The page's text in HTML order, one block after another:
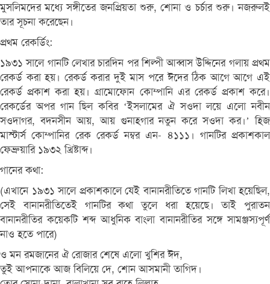
মুসলিমদের মধ্যে সঙ্গীতের জনপ্রিয়তা শুরু, শোনা ও চর্চার শুরু। নজরুলই
তার সূচনা করেছেন।
প্রথম রেকর্ডিং:
১৯৩১ সালে গানটি লেখার চারদিন পর শিল্পী আব্বাস উদ্দিনের গলায় প্রথম
রেকর্ড করা হয়। রেকর্ড করার দুই মাস পরে ঈদের ঠিক আগে আগে এই
রেকর্ড প্রকাশ করা হয়। গ্রামোফোন কোম্পানি এর রেকর্ড প্রকাশ করে।
রেকর্ডের অপর গান ছিল কবির ‘ইসলামের ঐ সওদা লয়ে এলো নবীন
সওদাগর, বদনসীন আয়, আয় গুনাহগার নতুন করে সওদা কর।’ হিজ
মাস্টার্স কোম্পানির রেক রেকর্ড নম্বর এন‌- ৪১১১। গানটির প্রকাশকাল
ফেব্রুয়ারি ১৯৩২ খ্রিষ্টাব্দ।
গানের কথা:
(এখানে ১৯৩১ সালে প্রকাশকালে যেই বানানরীতিতে গানটি লিখা হয়েছিল,
সেই বানানরীতিতেই গানটির কথা তুলে ধরা হয়েছে। তাই পুরাতন
বানানরীতির কয়েকটি শব্দ আধুনিক বাংলা বানানরীতির সঙ্গে সামঞ্জস্যপূর্ণ
নাও হতে পারে)
ও মন রমজানের ঐ রোজার শেষে এলো খুশির ঈদ,
তুই আপনাকে আজ বিলিয়ে দে, শোন আসমানী তাগিদ।